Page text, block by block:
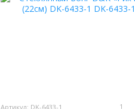
Артикул: DK-6433-1 1